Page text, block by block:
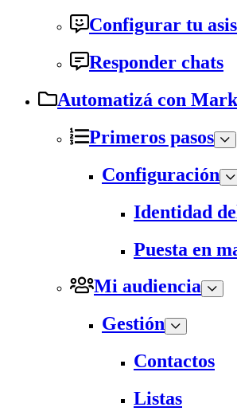
Configurar tu
Responder chats
Automatizá con
Primeros pasos
Configuración
Identidad
Puesta en
Mi audiencia
Gestión
Contactos
Listas